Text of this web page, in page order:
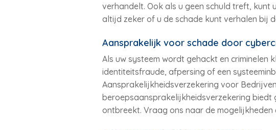
verhandelt. Ook als u geen schuld treft, kunt
altijd zeker of u de schade kunt verhalen bij
Aansprakelijk voor schade door
Als uw systeem wordt gehackt en
identiteitsfraude, afpersing of een
Aansprakelijkheidsverzekering voor
beroepsaansprakelijkheidsverzekering
ontbreekt. Vraag ons naar de mogelijkheden